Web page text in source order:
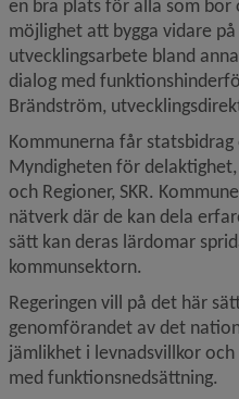
en bra plats för alla som bor
möjlighet att bygga vidare
utvecklingsarbete bland
dialog med
Brändström,
Kommunerna får
Myndigheten för
och Regioner, SKR.
nätverk där de kan dela
sätt kan deras lärdomar
kommunsektorn.
Regeringen vill på det här
genomförandet av det
jämlikhet i levnadsvillkor
med funktionsnedsättning.